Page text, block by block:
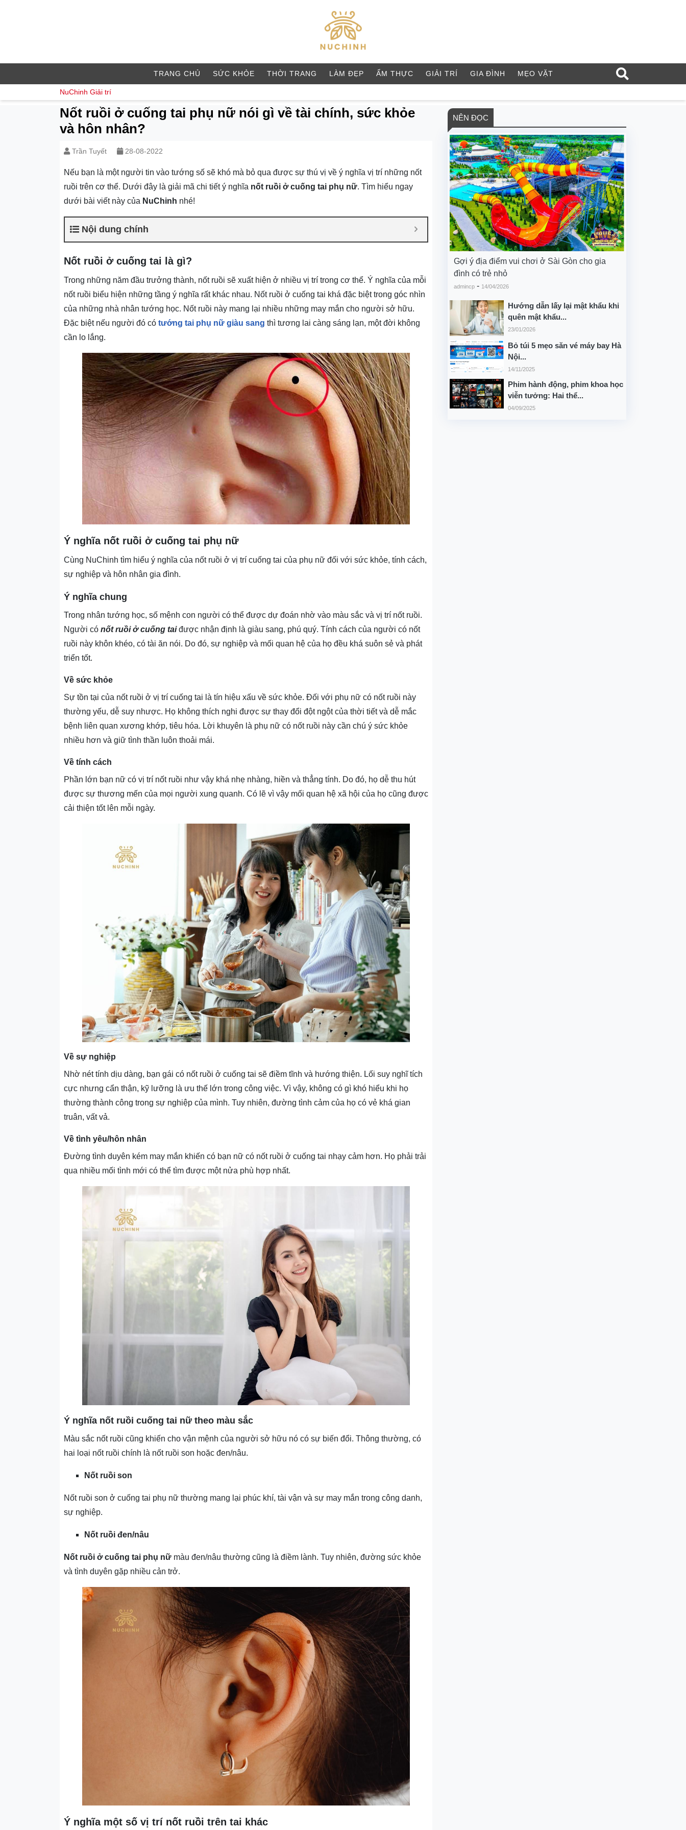
TRANG CHỦ SỨC KHỎE THỜI TRANG LÀM ĐẸP ẨM THỰC GIẢI TRÍ GIA ĐÌNH MẸO VẶT
NuChinh Giải trí
Nốt ruồi ở cuống tai phụ nữ nói gì về tài chính, sức khỏe
và hôn nhân?
Trần Tuyết 28-08-2022
Nếu bạn là một người tin vào tướng số sẽ khó mà bỏ qua được sự thú vị về ý nghĩa vị trí những nốt
ruồi trên cơ thể. Dưới đây là giải mã chi tiết ý nghĩa nốt ruồi ở cuống tai phụ nữ. Tìm hiểu ngay
dưới bài viết này của NuChinh nhé!
Nội dung chính
Nốt ruồi ở cuống tai là gì?
Trong những năm đầu trưởng thành, nốt ruồi sẽ xuất hiện ở nhiều vị trí trong cơ thể. Ý nghĩa của mỗi
nốt ruồi biểu hiện những tầng ý nghĩa rất khác nhau. Nốt ruồi ở cuống tai khá đặc biệt trong góc nhìn
của những nhà nhân tướng học. Nốt ruồi này mang lại nhiều những may mắn cho người sở hữu.
Đặc biệt nếu người đó có tướng tai phụ nữ giàu sang thì tương lai càng sáng lạn, một đời không
cần lo lắng.
Ý nghĩa nốt ruồi ở cuống tai phụ nữ
Cùng NuChinh tìm hiểu ý nghĩa của nốt ruồi ở vị trí cuống tai của phụ nữ đối với sức khỏe, tính cách,
sự nghiệp và hôn nhân gia đình.
Ý nghĩa chung
Trong nhân tướng học, số mệnh con người có thể được dự đoán nhờ vào màu sắc và vị trí nốt ruồi.
Người có nốt ruồi ở cuống taiđược nhận định là giàu sang, phú quý. Tính cách của người có nốt
ruồi này khôn khéo, có tài ăn nói. Do đó, sự nghiệp và mối quan hệ của họ đều khá suôn sẻ và phát
triển tốt.
Về sức khỏe
Sự tồn tại của nốt ruồi ở vị trí cuống tai là tín hiệu xấu về sức khỏe. Đối với phụ nữ có nốt ruồi này
thường yếu, dễ suy nhược. Họ không thích nghi được sự thay đổi đột ngột của thời tiết và dễ mắc
bệnh liên quan xương khớp, tiêu hóa. Lời khuyên là phụ nữ có nốt ruồi này cần chú ý sức khỏe
nhiều hơn và giữ tình thần luôn thoải mái.
Về tính cách
Phần lớn bạn nữ có vị trí nốt ruồi như vậy khá nhẹ nhàng, hiền và thẳng tính. Do đó, họ dễ thu hút
được sự thương mến của mọi người xung quanh. Có lẽ vì vậy mối quan hệ xã hội của họ cũng được
cải thiện tốt lên mỗi ngày.
Về sự nghiệp
Nhờ nét tính dịu dàng, bạn gái có nốt ruồi ở cuống tai sẽ điềm tĩnh và hướng thiện. Lối suy nghĩ tích
cực nhưng cẩn thận, kỹ lưỡng là ưu thế lớn trong công việc. Vì vậy, không có gì khó hiểu khi họ
thường thành công trong sự nghiệp của mình. Tuy nhiên, đường tình cảm của họ có vẻ khá gian
truân, vất vả.
Về tình yêu/hôn nhân
Đường tình duyên kém may mắn khiến có bạn nữ có nốt ruồi ở cuống tai nhạy cảm hơn. Họ phải trải
qua nhiều mối tình mới có thể tìm được một nửa phù hợp nhất.
Ý nghĩa nốt ruồi cuống tai nữ theo màu sắc
Màu sắc nốt ruồi cũng khiến cho vận mệnh của người sở hữu nó có sự biến đổi. Thông thường, có
hai loại nốt ruồi chính là nốt ruồi son hoặc đen/nâu.
Nốt ruồi son
Nốt ruồi son ở cuống tai phụ nữ thường mang lại phúc khí, tài vận và sự may mắn trong công danh,
sự nghiệp.
Nốt ruồi đen/nâu
Nốt ruồi ở cuống tai phụ nữ màu đen/nâu thường cũng là điềm lành. Tuy nhiên, đường sức khỏe
và tình duyên gặp nhiều cản trở.
Ý nghĩa một số vị trí nốt ruồi trên tai khác
NÊN ĐỌC
Gợi ý địa điểm vui chơi ở Sài Gòn cho gia
đình có trẻ nhỏ
admincp - 14/04/2026
Hướng dẫn lấy lại mật khẩu khi
quên mật khẩu...
23/01/2026
Bỏ túi 5 mẹo săn vé máy bay Hà
Nội...
14/11/2025
Phim hành động, phim khoa học
viễn tưởng: Hai thể...
04/09/2025